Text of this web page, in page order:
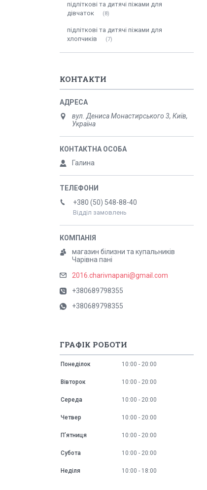
підліткові та дитячі піжами для
дівчаток
8
підліткові та дитячі піжами для
хлопчиків
7
КОНТАКТИ
вул. Дениса Монастирського 3, Київ,
Україна
Галина
+380 (50) 548-88-40
Відділ замовлень
магазин білизни та купальників
Чарівна пані
2016.charivnapani@gmail.com
+380689798355
+380689798355
ГРАФІК РОБОТИ
Понеділок 10:00 20:00
Вівторок 10:00 20:00
Середа 10:00 20:00
Четвер 10:00 20:00
Пʼятниця 10:00 20:00
Субота 10:00 20:00
Неділя 10:00 18:00